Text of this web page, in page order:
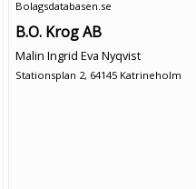
Bolagsdatabasen.se
B.O. Krog AB
Malin Ingrid Eva Nyqvist
Stationsplan 2, 64145 Katrineholm